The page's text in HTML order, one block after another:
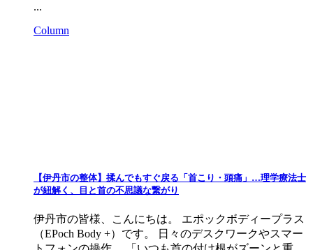
...
Column
【伊丹市の整体】揉んでもすぐ戻る「首こり・頭痛」…理学療法士
が紐解く、目と首の不思議な繋がり
伊丹市の皆様、こんにちは。 エポックボディープラス
（EPoch Body +）です。 日々のデスクワークやスマー